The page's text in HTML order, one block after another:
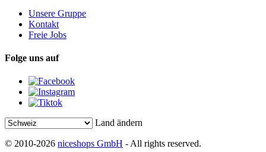
Unsere Gruppe
Kontakt
Freie Jobs
Folge uns auf
Land ändern
© 2010-2026 niceshops GmbH - All rights reserved.